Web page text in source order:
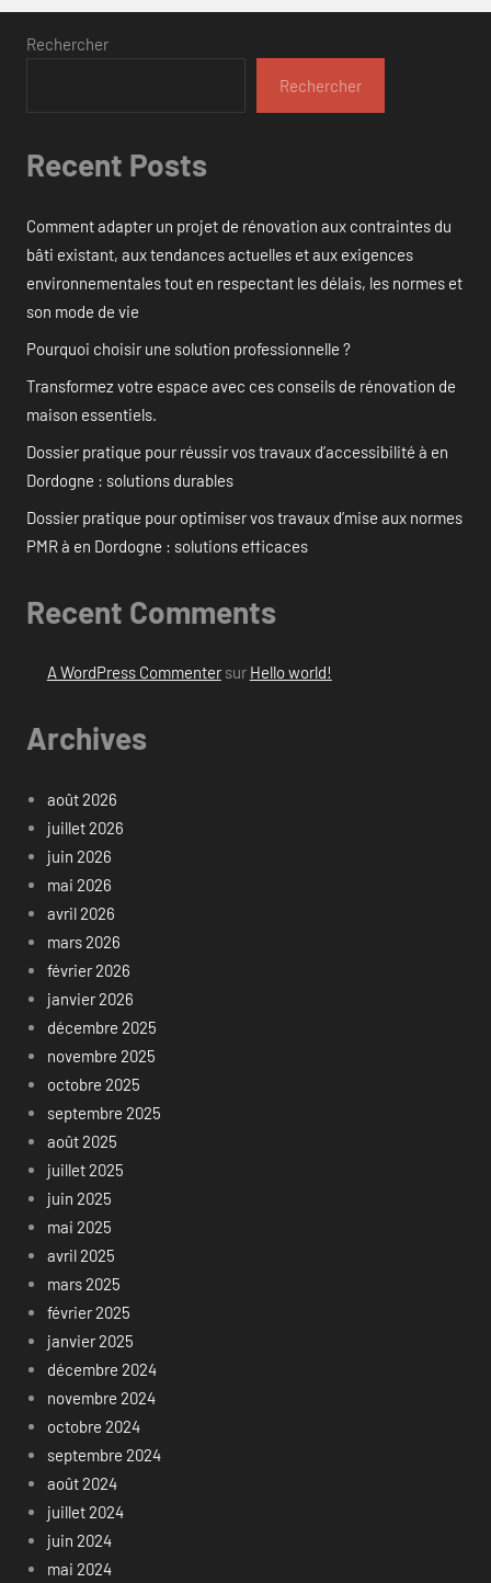
Rechercher
Rechercher
Recent Posts
Comment adapter un projet de rénovation aux contraintes du
bâti existant, aux tendances actuelles et aux exigences
environnementales tout en respectant les délais, les normes et
son mode de vie
Pourquoi choisir une solution professionnelle ?
Transformez votre espace avec ces conseils de rénovation de
maison essentiels.
Dossier pratique pour réussir vos travaux d’accessibilité à en
Dordogne : solutions durables
Dossier pratique pour optimiser vos travaux d’mise aux normes
PMR à en Dordogne : solutions efficaces
Recent Comments
A WordPress Commentersur Hello world!
Archives
août 2026
juillet 2026
juin 2026
mai 2026
avril 2026
mars 2026
février 2026
janvier 2026
décembre 2025
novembre 2025
octobre 2025
septembre 2025
août 2025
juillet 2025
juin 2025
mai 2025
avril 2025
mars 2025
février 2025
janvier 2025
décembre 2024
novembre 2024
octobre 2024
septembre 2024
août 2024
juillet 2024
juin 2024
mai 2024